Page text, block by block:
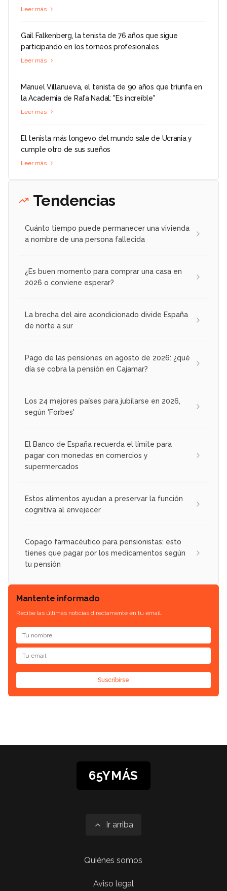
Leer más
Gail Falkenberg, la tenista de 76 años que sigue
participando en los torneos profesionales
Leer más
Manuel Villanueva, el tenista de 90 años que triunfa en
la Academia de Rafa Nadal: "Es increíble"
Leer más
El tenista más longevo del mundo sale de Ucrania y
cumple otro de sus sueños
Leer más
Tendencias
Cuánto tiempo puede permanecer una vivienda
a nombre de una persona fallecida
¿Es buen momento para comprar una casa en
2026 o conviene esperar?
La brecha del aire acondicionado divide España
de norte a sur
Pago de las pensiones en agosto de 2026: ¿qué
día se cobra la pensión en Cajamar?
Los 24 mejores países para jubilarse en 2026,
según 'Forbes'
El Banco de España recuerda el límite para
pagar con monedas en comercios y
supermercados
Estos alimentos ayudan a preservar la función
cognitiva al envejecer
Copago farmacéutico para pensionistas: esto
tienes que pagar por los medicamentos según
tu pensión
Mantente informado
Recibe las últimas noticias directamente en tu email.
Suscribirse
65YMÁS
Ir arriba
Quiénes somos
Aviso legal